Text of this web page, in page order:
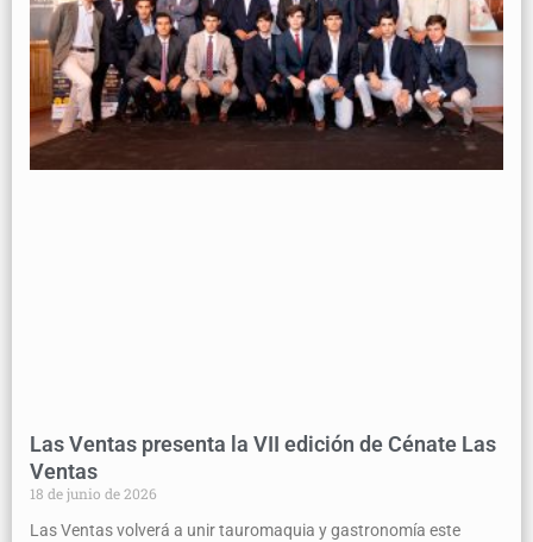
Las Ventas presenta la VII edición de Cénate Las
Ventas
18 de junio de 2026
Las Ventas volverá a unir tauromaquia y gastronomía este